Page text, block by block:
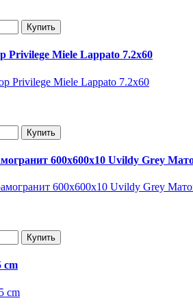
Купить
Privilege Miele Lappato 7.2x60
Купить
600х600х10 Uvildy Grey
Купить
cm